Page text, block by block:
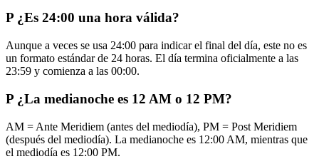
P ¿Es 24:00 una hora válida?
Aunque a veces se usa 24:00 para indicar el final del día, este no es
un formato estándar de 24 horas. El día termina oficialmente a las
23:59 y comienza a las 00:00.
P ¿La medianoche es 12 AM o 12 PM?
AM = Ante Meridiem (antes del mediodía), PM = Post Meridiem
(después del mediodía). La medianoche es 12:00 AM, mientras que
el mediodía es 12:00 PM.